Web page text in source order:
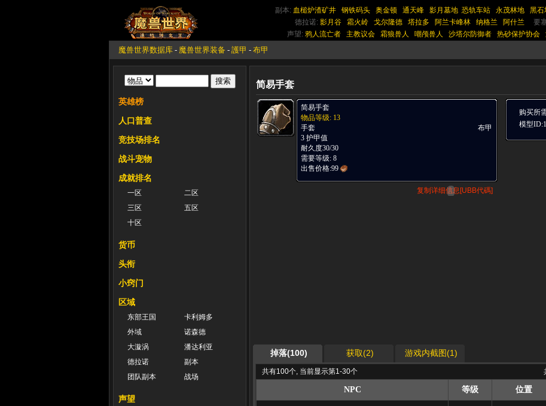
副本: 血槌炉渣矿井 钢铁码头 奥金顿 通天峰 影月墓地 恐轨车站 永茂林地 黑石
德拉诺: 影月谷 霜火岭 戈尔隆德 塔拉多 阿兰卡峰林 纳格兰 阿什兰 要
声望: 鸦人流亡者 主教议会 霜狼兽人 嘲颅兽人 沙塔尔防御者 热砂保护协会
魔兽世界数据库 - 魔兽世界装备 - 護甲 - 布甲
英雄榜
人口普查
竞技场排名
战斗宠物
成就排名
一区
二区
三区
五区
十区
货币
头衔
小窍门
区域
东部王国
卡利姆多
外域
诺森德
大漩涡
潘达利亚
德拉诺
副本
团队副本
战场
声望
简易手套
简易手套
物品等级: 13
手套
布甲
3 护甲值
耐久度30/30
需要等级: 8
出售价格:99
复制详细信息[UBB代碼]
购买所
模型
掉落(100) 获取(2) 游戏内截图(1)
共有100个, 当前显示第1-30个
NPC 等级 位置